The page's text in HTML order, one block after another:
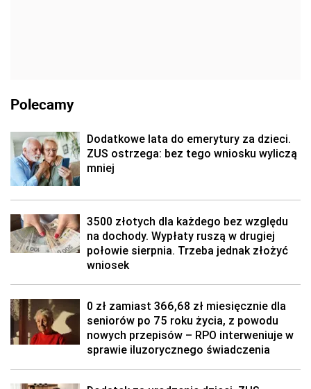
Polecamy
Dodatkowe lata do emerytury za dzieci.
ZUS ostrzega: bez tego wniosku wyliczą
mniej
3500 złotych dla każdego bez względu
na dochody. Wypłaty ruszą w drugiej
połowie sierpnia. Trzeba jednak złożyć
wniosek
0 zł zamiast 366,68 zł miesięcznie dla
seniorów po 75 roku życia, z powodu
nowych przepisów – RPO interweniuje w
sprawie iluzorycznego świadczenia